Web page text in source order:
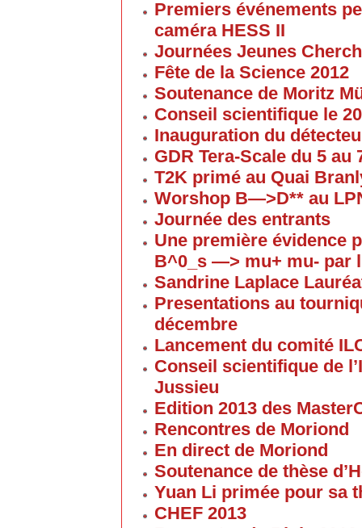
Premiers événements
caméra HESS II
Journées Jeunes
Fête de la Science 2012
Soutenance de Moritz
Conseil scientifique le
Inauguration du
GDR Tera-Scale du 5
T2K primé au Quai
Worshop B—>D** au
Journée des entrants
Une première évidence
B^0_s —> mu+ mu- par
Sandrine Laplace
Presentations au
décembre
Lancement du comité
Conseil scientifique de
Jussieu
Edition 2013 des
Rencontres de Moriond
En direct de Moriond
Soutenance de thèse
Yuan Li primée pour sa
CHEF 2013